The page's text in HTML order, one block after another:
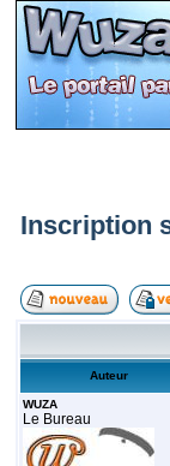
Inscription
Auteur
WUZA
Le Bureau